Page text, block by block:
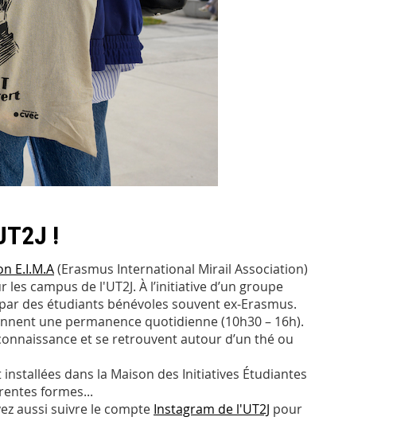
!
E.I.M.A(Erasmus International Mirail Association)
campus de l'UT2J. À l’initiative d’un groupe
des étudiants bénévoles souvent ex-Erasmus.
une permanence quotidienne (10h30 – 16h).
et se retrouvent autour d’un thé ou
dans la Maison des Initiatives Étudiantes
formes...
aussi suivre le compte Instagram de l'UT2J pour